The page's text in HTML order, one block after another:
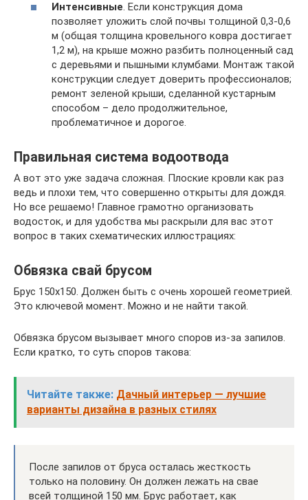
Интенсивные. Если конструкция дома
позволяет уложить слой почвы толщиной 0,3-0,6
м (общая толщина кровельного ковра достигает
1,2 м), на крыше можно разбить полноценный сад
с деревьями и пышными клумбами. Монтаж такой
конструкции следует доверить профессионалов;
ремонт зеленой крыши, сделанной кустарным
способом – дело продолжительное,
проблематичное и дорогое.
Правильная система водоотвода
А вот это уже задача сложная. Плоские кровли как раз
ведь и плохи тем, что совершенно открыты для дождя.
Но все решаемо! Главное грамотно организовать
водосток, и для удобства мы раскрыли для вас этот
вопрос в таких схематических иллюстрациях:
Обвязка свай брусом
Брус 150х150. Должен быть с очень хорошей геометрией.
Это ключевой момент. Можно и не найти такой.
Обвязка брусом вызывает много споров из-за запилов.
Если кратко, то суть споров такова:
Читайте также: Дачный интерьер — лучшие
варианты дизайна в разных стилях
После запилов от бруса осталась жесткость
только на половину. Он должен лежать на свае
всей толщиной 150 мм. Брус работает, как